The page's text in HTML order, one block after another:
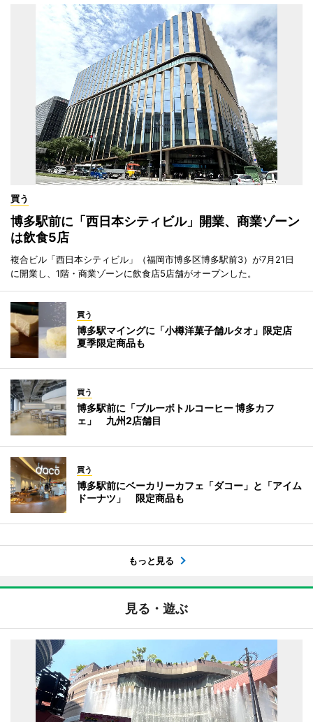
買う
博多駅前に「西日本シティビル」開業、商業ゾーン
は飲食5店
複合ビル「西日本シティビル」（福岡市博多区博多駅前3）が7月21日
に開業し、1階・商業ゾーンに飲食店5店舗がオープンした。
買う
博多駅マイングに「小樽洋菓子舗ルタオ」限定店
夏季限定商品も
買う
博多駅前に「ブルーボトルコーヒー 博多カフ
ェ」 九州2店舗目
買う
博多駅前にベーカリーカフェ「ダコー」と「アイム
ドーナツ」 限定商品も
もっと見る
見る・遊ぶ